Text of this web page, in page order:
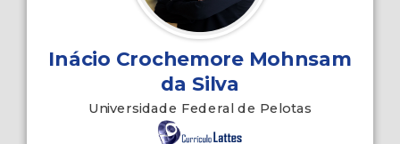
Inácio Crochemore Mohnsam
da Silva
Universidade Federal de Pelotas